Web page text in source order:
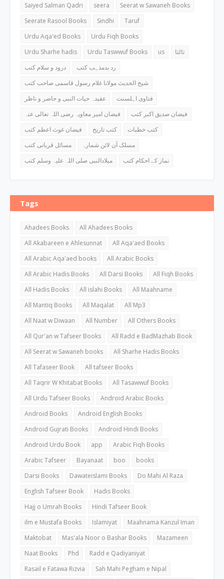
Saiyed Salman Qadri
seera
Seerat w Sawaneh Books
Seerate Rasool Books
Sindhi
Taruf
Urdu Aqa'ed Books
Urdu Fiqh Books
Urdu Sharhe hadis
Urdu Taswwuf Books us
ثالثا
درود و سلام کتب
رد بدمذہب کتب
شیخ الحدیث مولانا غلام رسول قاسمی صاحب کتب
عقیدہ حیات النبی و حاضر و ناظر
فتاوی اہلسنت
فیضان امیر معاویہ رضی اللہ تعالی عنہ
فیضان صدیق اکبر کتب
فیضان غوث اعظم کتب
کتب تاریخ
کتب خطبات
مسائل قربانی کتب
مسلک آن لائن شمارہ
میلادالنبی صلی اللہ علیہ وسلم کتب
نماز کے احکام کتب
Tags
Ahadees Books
All Ahadees Books
All Akabareen e Ahlesunnat
All Aqa'aed Books
All Arabic Aqa'aed books
All Arabic Books
All Arabic Hadis Books
All Darsi Books
All Fiqh Books
All Hadis Books
All islahi Books
All Maahname
All Mantiq Books
All Maqalat
All Mp3
All Naat w Diwaan
All Number
All Others Books
All Qur'an w Tafseer Books
All Radd e BadMazhab Book
All Seerat w Sawaneh books
All Sharhe Hadis Books
All Tafaseer Book
All tafseer Books
All Taqrir W Khitabat Books
All Tasawwuf Books
All Urdu Tafseer Books
Android Arabic Books
Android Books
Android English Books
Android Gujrati Books
Android Hindi Books
Android Urdu Book
app
Arabic Fiqh Books
Arabic Tafseer
Bayanaat boo
books
Darsi Books
Dawateislami Books
Do Mahi Al Raza
English Tafseer Book
Hadis Books
Hajj o Umrah Books
Hindi Tafseer Book
ilm e Mustafa Books
Islamiyat
Maahnama Kanzul Iman
Maktobat
Mas'ala Noor o Bashar Books
Mazameen
Naat Books
Phd
Radd e Qadiyaniyat
Rasail e Fatawa Rizvia
Sah Mahi Pegham e Nipal